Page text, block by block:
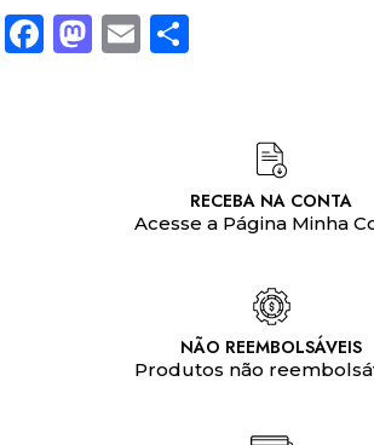
Facebook
Mastodon
Email
RECEBA NA CONTA
Acesse a Página Minha
NÃO REEMBOLSÁVEIS
Produtos não